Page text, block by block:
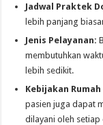
Jadwal Praktek
lebih panjang
Jenis Pelayanan:
membutuhkan
lebih sedikit.
Kebijakan
pasien juga dapat
dilayani oleh setiap